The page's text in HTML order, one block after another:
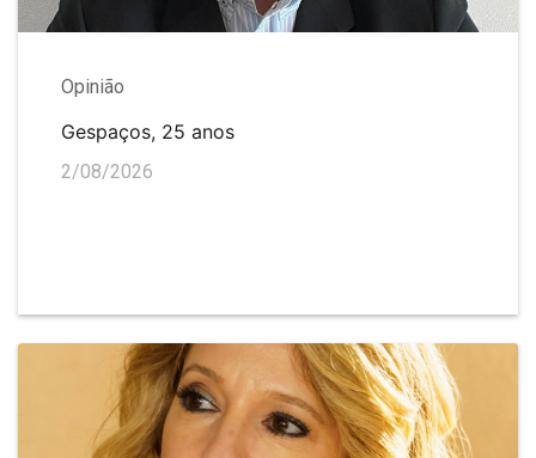
Opinião
Gespaços, 25 anos
2/08/2026